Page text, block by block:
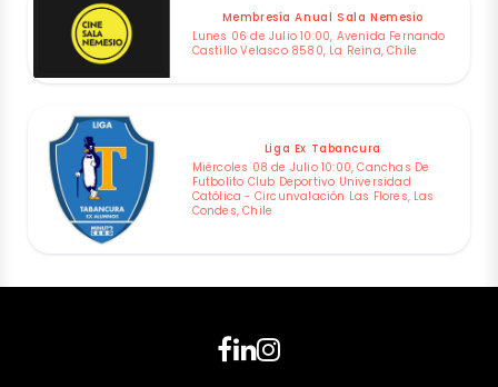
Membresía Anual Sala Nemesio
Lunes 06 de Julio 10:00, Avenida Fernando
Castillo Velasco 8580, La Reina, Chile
Liga Ex Tabancura
Miércoles 08 de Julio 10:00, Canchas De
Futbolito Club Deportivo Universidad
Católica - Circunvalación Las Flores, Las
Condes, Chile